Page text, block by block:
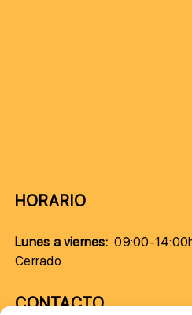
HORARIO
Lunes a viernes:09:00-
Cerrado
CONTACTO